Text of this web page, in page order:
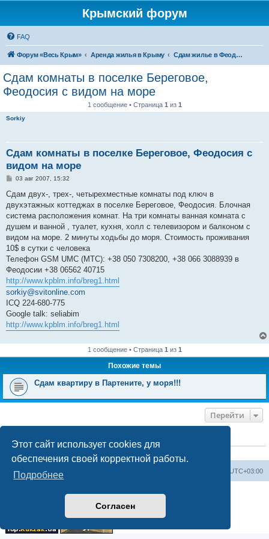
Этот сайт использует cookies для
обеспечения своей корректной работы.
Подробнее
Согласен
Крымский форум
FAQ
Форум «Весь Крым» Аренда жилья в Крыму Сдам жилье в Феодосии - аренда жилья от хозяев
Сдам комнаты в поселке Береговое,
Феодосия с видом на море
1 сообщение • Страница 1 из 1
Sorkiy
Сдам комнаты в поселке Береговое, Феодосия с
видом на море
С
о
б
щ
е
и
е
03 авг 2007, 15:32
Сдам двух-, трех-, четырехместные комнаты под ключ в
двухэтажных коттеджах в поселке Береговое, Феодосия. Блочная
система расположения комнат. На три комнаты ванная комната с
душем и ванной , туалет, кухня, холл с телевизором и балконом с
видом на море. 2 минуты ходьбы до моря. Стоимость проживания
10$ в сутки с человека
Телефон GSM UMC (MTC): +38 050 7308200, +38 066 3088939 в
Феодосии +38 06562 40715
http://www.kpblm.info/breg1.html
sorkiy@svitonline.com
ICQ 224-680-775
Google talk: seliabim
http://www.kpblm.info/breg1.html
1 сообщение • Страница 1 из 1
Похожие темы
Сдам квартиру в Партените, у моря!!!
Перейти
КТО СЕЙЧАС НА КОНФЕРЕНЦИИ
Форум «Весь Крым» UTC+03:00
Конфиденциальность